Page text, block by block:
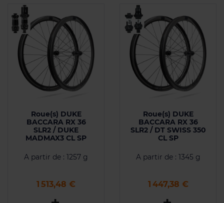
Roue(s) DUKE
BACCARA RX 36
SLR2 / DUKE
MADMAX3 CL SP
A partir de : 1257 g
Prix
1 513,48 €
Roue(s) DUKE
BACCARA RX 36
SLR2 / DT SWISS 350
CL SP
A partir de : 1345 g
Prix
1 447,38 €